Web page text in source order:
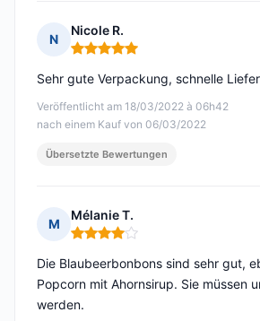
N
Nicole R.
Hinweis: 5 von 5
Veröffentlicht am 18/03/2022 à 06h42
nach einem Kauf von 06/03/2022
Sehr gute Verpackung, schnelle
Übersetzte Bewertungen
M
Mélanie T.
Hinweis: 4 von 5
Die Blaubeerbonbons sind sehr gut,
Popcorn mit Ahornsirup. Sie müssen
werden.